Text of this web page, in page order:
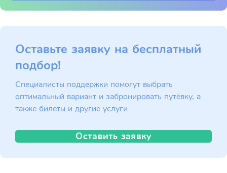
Оставьте заявку на бесплатный
подбор!
Специалисты поддержки помогут выбрать
оптимальный вариант и забронировать путёвку, а
также билеты и другие услуги
Оставить заявку